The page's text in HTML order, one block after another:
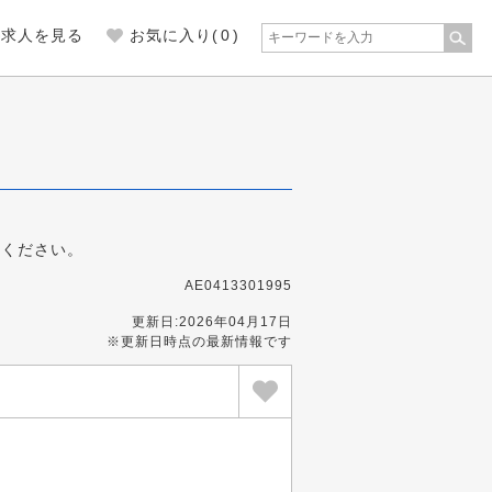
人を見る お気に入り(0)
ださい。
AE0413301995
更新日:2026年04月17日
※更新日時点の最新情報です